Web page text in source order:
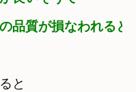
品質が損なわれると
と